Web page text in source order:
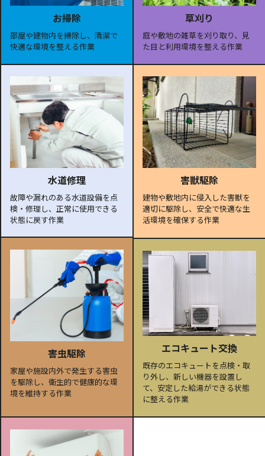
お掃除
部屋や建物内を掃除し、清潔で
快適な環境を整える作業
草刈り
庭や敷地の雑草を刈り取り、見
た目と利用環境を整える作業
水道修理
故障や漏れのある水道設備を点
検・修理し、正常に使用できる
状態に戻す作業
害獣駆除
建物や敷地内に侵入した害獣を
適切に駆除し、安全で快適な生
活環境を確保する作業
害虫駆除
家屋や施設内外で発生する害虫
を駆除し、衛生的で健康的な環
境を維持する作業
エコキュート交換
既存のエコキュートを点検・取
り外し、新しい機器を設置し
て、安定した給湯ができる状態
に整える作業